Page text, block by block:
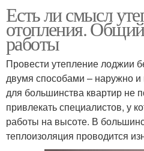
Есть ли смысл
отопления.
работы
Провести утепление лоджии
двумя способами – наружно
для большинства квартир не
привлекать специалистов, у
работы на высоте. В
теплоизоляция проводится